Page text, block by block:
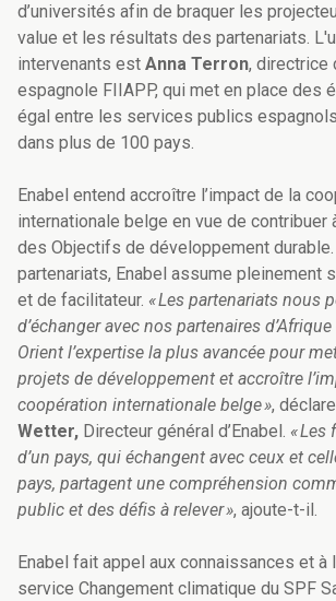
d’universités afin de braquer les
value et les résultats des partenariats.
intervenants est Anna Terron, directrice
espagnole FIIAPP, qui met en place des
égal entre les services publics
dans plus de 100 pays.
Enabel entend accroître l’impact de la
internationale belge en vue de contribuer
des Objectifs de développement durable.
partenariats, Enabel assume pleinement
et de facilitateur. « Les partenariats nous
d’échanger avec nos partenaires
Orient l’expertise la plus avancée pour
projets de développement et accroître
coopération internationale belge », déclare
Wetter, Directeur général d’Enabel. « Les
d’un pays, qui échangent avec ceux et
pays, partagent une compréhension
public et des défis à relever », ajoute-t-il.
Enabel fait appel aux connaissances et à
service Changement climatique du SPF